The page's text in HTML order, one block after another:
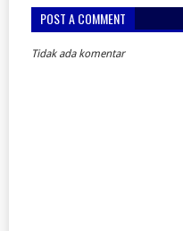
POST A COMMENT
Tidak ada komentar